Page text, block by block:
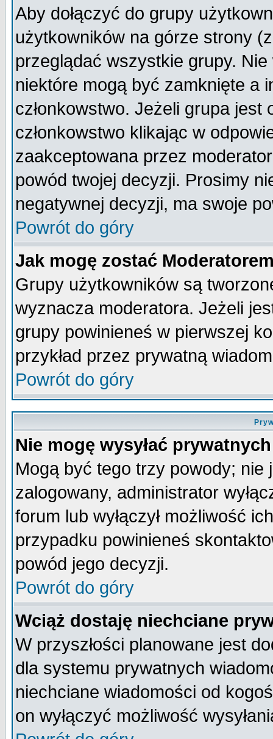
Aby dołączyć do grupy
użytkowników na górze strony
przeglądać wszystkie grupy.
niektóre mogą być zamknięte a
członkowstwo. Jeżeli grupa
członkowstwo klikając w
zaakceptowana przez
powód twojej decyzji. Prosimy
negatywnej decyzji, ma swoje
Powrót do góry
Jak mogę zostać
Grupy użytkowników są
wyznacza moderatora. Jeżeli
grupy powinieneś w pierwszej
przykład przez prywatną
Powrót do góry
Nie mogę wysyłać
Mogą być tego trzy powody;
zalogowany, administrator
forum lub wyłączył możliwość
przypadku powinieneś
powód jego decyzji.
Powrót do góry
Wciąż dostaję niechciane
W przyszłości planowane jest
dla systemu prywatnych
niechciane wiadomości od
on wyłączyć możliwość